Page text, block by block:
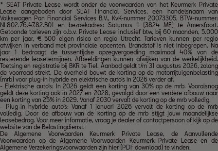
* SEAT Private Lease wordt onder de voorwaarden van het Keurmerk Private
Lease aangeboden door SEAT Financial Services, een handelsnaam van
Volkswagen Pon Financial Services B.V., KvK-nummer 20073305, BTW-nummer:
NL802.76.47.82.B01 en bezoekadres: Saturnus 1 (3824 ME) te Amersfoort.
Getoonde tarieven zijn o.b.v. Private Lease inclusief btw, bij 60 maanden, 5.000
km per jaar, € 500 eigen risico en regio Utrecht. Tarieven kunnen per regio
afwijken in verband met provinciale opcenten. Brandstof is niet inbegrepen. Na
jaar 1 bedraagt de tussentijdse opzegvergoeding maximaal 40% van de
resterende leasetermijnen. Afbeeldingen kunnen afwijken van de werkelijkheid.
Toetsing en registratie bij BKR te Tiel. Aanbod geldt t/m 31 augustus 2026, zolang
de voorraad strekt. De overheid bouwt de korting op de motorrijtuigenbelasting
(mrb) voor plug-in hybride en elektrische auto’s in 2026 verder af.
- Elektrische auto’s: In 2026 geldt een korting van 30% op de mrb. Vooralsnog
geldt deze korting ook in 2027 en 2028, gevolgd door een verdere afbouw naar
een korting van 25% in 2029. Vanaf 2030 vervalt de korting op de mrb volledig.
- Plug-in hybride auto’s: Vanaf 1 januari 2026 vervalt de korting op de mrb
volledig. Door de afbouw van de korting op de mrb stijgt jouw maandelijkse
leasebedrag. Voor meer informatie, vraag je dealer of contactpersoon of kijk op de
website van de Belastingdienst.
De Algemene Voorwaarden Keurmerk Private Lease, de Aanvullende
Voorwaarden op de Algemene Voorwaarden Keurmerk Private Lease en de
Algemene Verzekeringsvoorwaarden zijn hier (PDF download) te vinden.